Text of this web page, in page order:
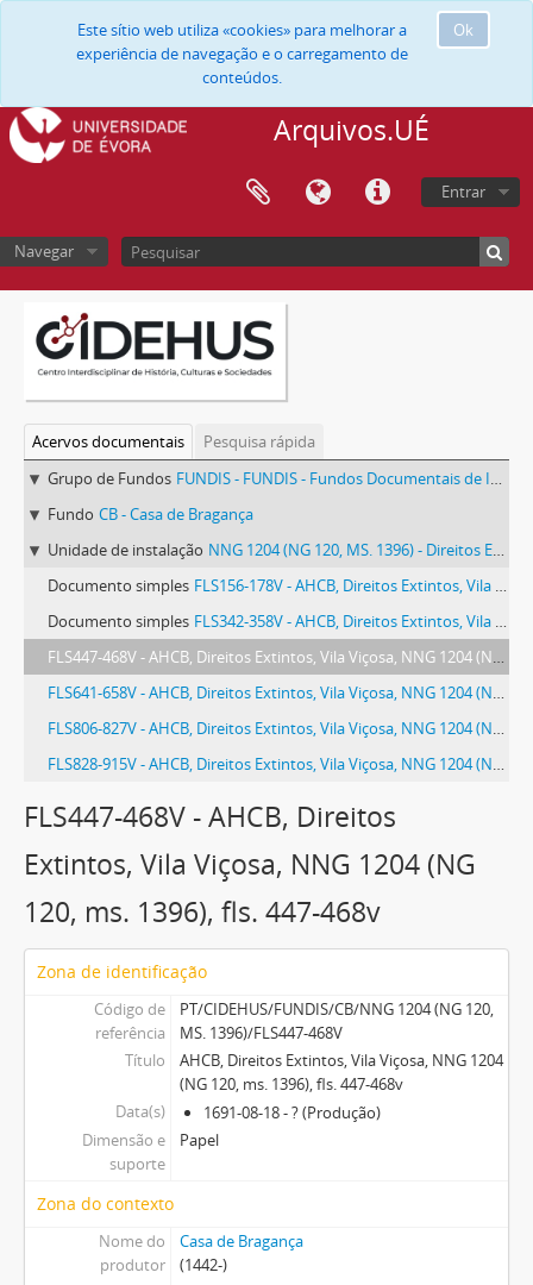
Ok
Este sítio web utiliza «cookies» para melhorar a
experiência de navegação e o carregamento de
conteúdos.
Arquivos.UÉ
Entrar
Navegar
Acervos documentais
Pesquisa rápida
Grupo de Fundos FUNDIS - FUNDIS - Fundos Documentais de Instituições do Sul
Fundo CB - Casa de Bragança
Unidade de instalação NNG 1204 (NG 120, MS. 1396) - Direitos Extintos, Vila Viçosa
Documento simples FLS156-178V - AHCB, Direitos Extintos, Vila Viçosa, NNG 1204 (NG 120, ms. 1396), fls. 156-178v
Documento simples FLS342-358V - AHCB, Direitos Extintos, Vila Viçosa, NNG 1204 (NG 120, ms. 1396), fls. 342-358v
FLS447-468V - AHCB, Direitos Extintos, Vila Viçosa, NNG 1204 (NG 120, ms. 1396), fls. 447-468v
FLS641-658V - AHCB, Direitos Extintos, Vila Viçosa, NNG 1204 (NG 120, ms. 1396), fls. 641-658v
FLS806-827V - AHCB, Direitos Extintos, Vila Viçosa, NNG 1204 (NG 120, ms. 1396), fls. 806-827v
FLS828-915V - AHCB, Direitos Extintos, Vila Viçosa, NNG 1204 (NG 120, ms. 1396), fls. 828-915v
FLS447-468V - AHCB, Direitos
Extintos, Vila Viçosa, NNG 1204 (NG
120, ms. 1396), fls. 447-468v
Zona de identificação
Código de
referência
PT/CIDEHUS/FUNDIS/CB/NNG 1204 (NG 120,
MS. 1396)/FLS447-468V
Título
AHCB, Direitos Extintos, Vila Viçosa, NNG 1204
(NG 120, ms. 1396), fls. 447-468v
Data(s)
1691-08-18 - ? (Produção)
Dimensão e
suporte
Papel
Zona do contexto
Nome do
produtor
Casa de Bragança
(1442-)